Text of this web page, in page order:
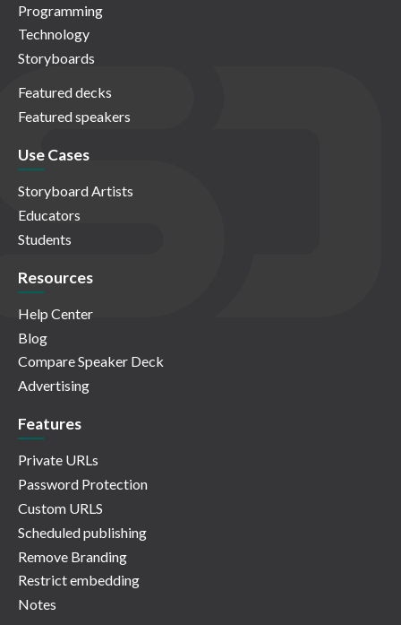
Programming
Technology
Storyboards
Featured decks
Featured speakers
Use Cases
Storyboard Artists
Educators
Students
Resources
Help Center
Blog
Compare Speaker Deck
Advertising
Features
Private URLs
Password Protection
Custom URLS
Scheduled publishing
Remove Branding
Restrict embedding
Notes